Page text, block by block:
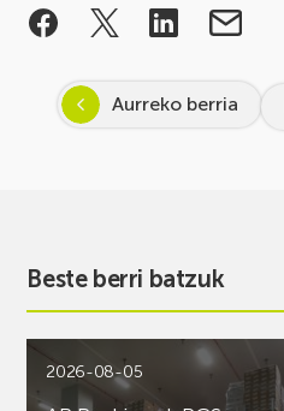
Aurreko berria
Beste berri batzuk
2026-08-05